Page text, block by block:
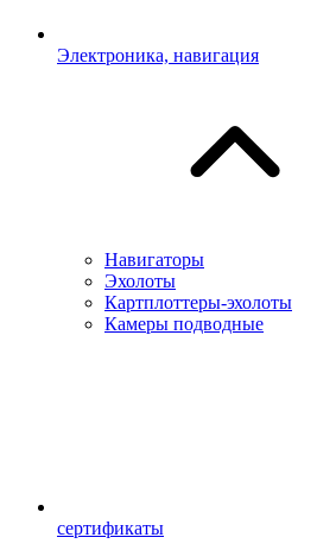
Электроника, навигация
Навигаторы
Эхолоты
Картплоттеры-эхолоты
Камеры подводные
сертификаты